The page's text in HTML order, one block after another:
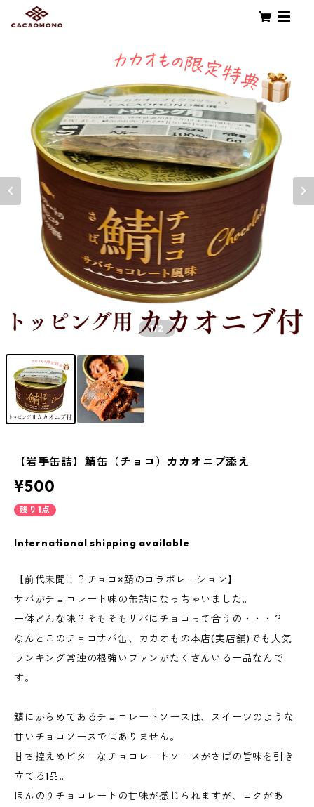
1/2
【岩手缶詰】鯖缶（チョコ）カカオニブ添え
¥500
残り1点
International shipping available
【前代未聞！？チョコ×鯖のコラボレーション】
サバがチョコレート味の缶詰になっちゃいました。
一体どんな味？そもそもサバにチョコって合うの・・・？
なんとこのチョコサバ缶、カカオもの本店(実店舗)でも人気
ランキング常連の根強いファンがたくさんいる一品なんで
す。
鯖にからめてあるチョコレートソースは、スイーツのような
甘いチョコソースではありません。
甘さ控えめビターなチョコレートソースがさばの旨味を引き
立てる1品。
ほんのりチョコレートの甘味が感じられますが、コクがあ